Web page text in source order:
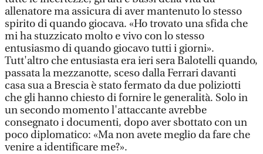
allenatore ma assicura di aver mantenuto lo stesso
spirito di quando giocava. «Ho trovato una sfida che
mi ha stuzzicato molto e vivo con lo stesso
entusiasmo di quando giocavo tutti i giorni».
Tutt'altro che entusiasta era ieri sera Balotelli quando,
passata la mezzanotte, sceso dalla Ferrari davanti
casa sua a Brescia è stato fermato da due poliziotti
che gli hanno chiesto di fornire le generalità. Solo in
un secondo momento l'attaccante avrebbe
consegnato i documenti, dopo aver sbottato con un
poco diplomatico: «Ma non avete meglio da fare che
venire a identificare me?».